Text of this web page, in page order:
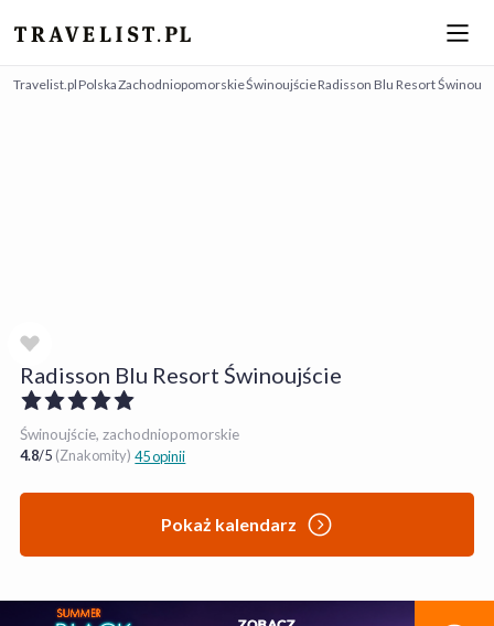
Travelist.plPolskaZachodniopomorskieŚwinoujścieRadisson Blu Resort
Radisson Blu Resort Świnoujście
Świnoujście, zachodniopomorskie
4.8/5 (Znakomity) 45 opinii
Pokaż kalendarz